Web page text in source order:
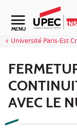
Aller au contenu
Navigation
MENU
Université Paris-Est
AVEC LE